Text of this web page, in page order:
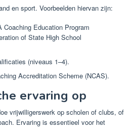
en sport. Voorbeelden hiervan zijn:
Coaching Education Program
of State High School
(niveaus 1–4).
Accreditation Scheme (NCAS).
ervaring op
vrijwilligerswerk op scholen of clubs, of
Ervaring is essentieel voor het